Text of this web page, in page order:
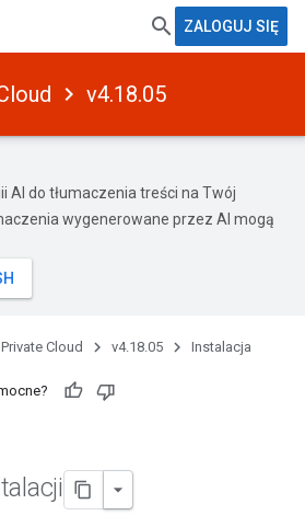
ZALOGUJ SIĘ
v4.18.05
AI do tłumaczenia treści na Twój
wygenerowane przez AI mogą
Cloud v4.18.05 Instalacja